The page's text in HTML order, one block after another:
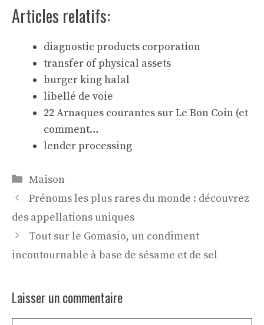
Articles relatifs:
diagnostic products corporation
transfer of physical assets
burger king halal
libellé de voie
22 Arnaques courantes sur Le Bon Coin (et
comment…
lender processing
Catégories
Maison
Prénoms les plus rares du monde : découvrez
des appellations uniques
Tout sur le Gomasio, un condiment
incontournable à base de sésame et de sel
Laisser un commentaire